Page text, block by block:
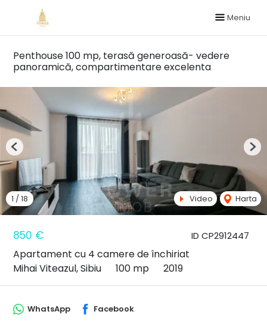
Meniu
Penthouse 100 mp, terasă generoasă- vedere
panoramică, compartimentare excelenta
ID CP2912447
850 €
Apartament cu 4 camere de închiriat
Mihai Viteazul, Sibiu
100 mp 2019
1 /18 Video Harta
Previous
WhatsApp Facebook